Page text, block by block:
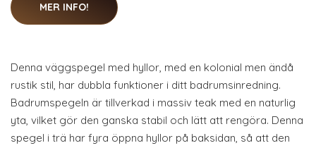
MER INFO!
Denna väggspegel med hyllor, med en kolonial men ändå
rustik stil, har dubbla funktioner i ditt badrumsinredning.
Badrumspegeln är tillverkad i massiv teak med en naturlig
yta, vilket gör den ganska stabil och lätt att rengöra. Denna
spegel i trä har fyra öppna hyllor på baksidan, så att den